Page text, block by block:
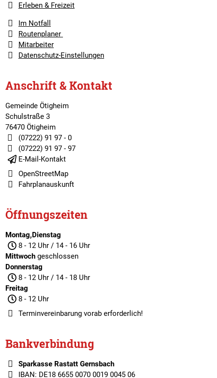
Erleben & Freizeit
Im Notfall
Routenplaner
Mitarbeiter
Datenschutz-Einstellungen
Anschrift & Kontakt
Gemeinde Ötigheim
Schulstraße 3
76470 Ötigheim
(07222) 91 97 - 0
(07222) 91 97 - 97
E-Mail-Kontakt
OpenStreetMap
Fahrplanauskunft
Öffnungszeiten
Montag,Dienstag
8 - 12 Uhr / 14 - 16 Uhr
Mittwochgeschlossen
Donnerstag
8 - 12 Uhr / 14 - 18 Uhr
Freitag
8 - 12 Uhr
Terminvereinbarungvorab erforderlich!
Bankverbindung
Sparkasse Rastatt Gernsbach
IBAN: DE18 6655 0070 0019 0045 06